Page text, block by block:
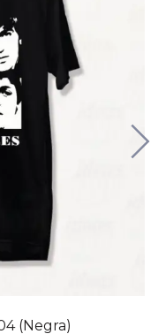
(Negra)